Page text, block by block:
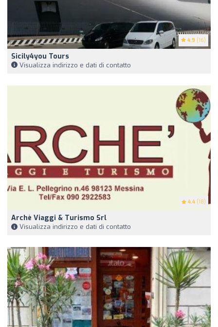
4.9 (16)
Sicily4you Tours
Visualizza indirizzo e dati di contatto
4.4 (18)
Archè Viaggi & Turismo Srl
Visualizza indirizzo e dati di contatto